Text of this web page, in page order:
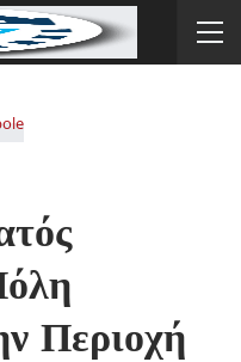
Περιοχή